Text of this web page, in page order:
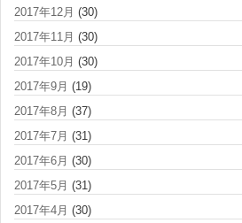
2017年12月 (30)
2017年11月 (30)
2017年10月 (30)
2017年9月 (19)
2017年8月 (37)
2017年7月 (31)
2017年6月 (30)
2017年5月 (31)
2017年4月 (30)